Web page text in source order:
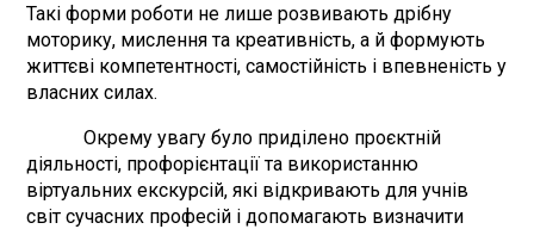
Такі форми роботи не лише розвивають дрібну
моторику, мислення та креативність, а й формують
життєві компетентності, самостійність і впевненість у
власних силах.
Окрему увагу було приділено проєктній
діяльності, профорієнтації та використанню
віртуальних екскурсій, які відкривають для учнів
світ сучасних професій і допомагають визначити